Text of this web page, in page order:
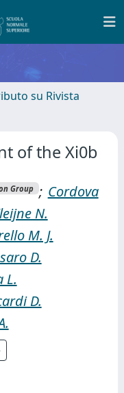
su Rivista
of the Xi0b
Group ; Cordova
N.
M. J.
D.
L.
D.